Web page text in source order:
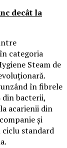
decât la
categoria
Steam de
în fibrele
bacterii,
acarienii din
și
standard